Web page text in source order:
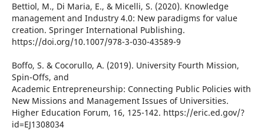
Bettiol, M., Di Maria, E., & Micelli, S. (2020). Knowledge
management and Industry 4.0: New paradigms for value
creation. Springer International Publishing.
https://doi.org/10.1007/978-3-030-43589-9
Boffo, S. & Cocorullo, A. (2019). University Fourth Mission,
Spin-Offs, and
Academic Entrepreneurship: Connecting Public Policies with
New Missions and Management Issues of Universities.
Higher Education Forum, 16, 125-142. https://eric.ed.gov/?
id=EJ1308034